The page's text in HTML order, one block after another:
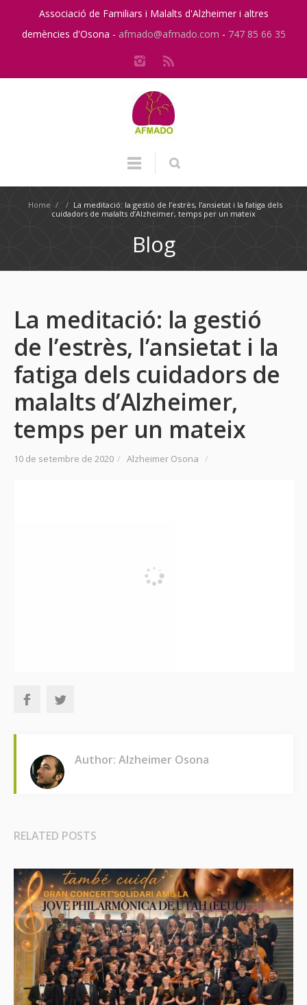
Associació de Familiars i Malalts d'Alzheimer i altres
demències d'Osona - afmado@afmado.com - 747 85 66 35
Home / / La meditació: la gestió de l’estrès, l’ansietat i la fatiga dels
cuidadors de malalts d’Alzheimer, temps per un mateix
Blog
La meditació: la gestió
de l’estrès, l’ansietat i la
fatiga dels cuidadors de
malalts d’Alzheimer,
temps per un mateix
10 de setembre de 2020 / Alzheimer Osona /
Author: Alzheimer Osona
RELATED POSTS